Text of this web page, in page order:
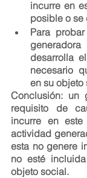
incurre en
posible o se
Para
desarrolla
necesario
en su objeto
Conclusión: un
requisito de
incurre en
actividad
esta no genere
no esté
objeto social.